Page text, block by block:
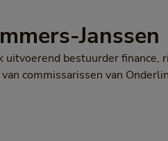
Janssen
uitvoerend bestuurder finance,
commissarissen van